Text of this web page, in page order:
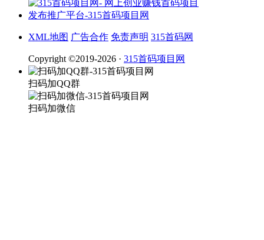
XML地图 广告合作 免责声明 315首码网
Copyright ©2019-2026 · 315首码项目网
扫码加QQ群
扫码加微信